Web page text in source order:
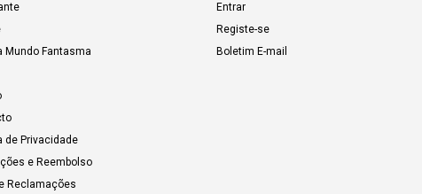
Mundo Fantasma
de Privacidade
e Reembolso
Reclamações
Entrar
Registe-se
Boletim E-mail